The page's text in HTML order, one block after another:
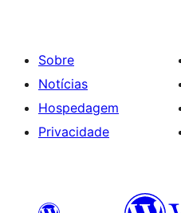
Sobre
Notícias
Hospedagem
Privacidade